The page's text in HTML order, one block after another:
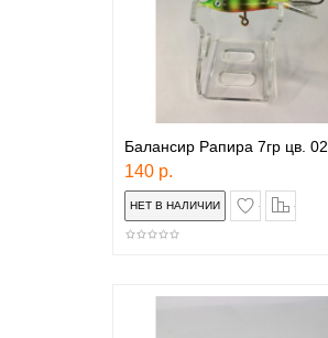
Балансир Рапира 7гр цв. 02
140 р.
в закладки